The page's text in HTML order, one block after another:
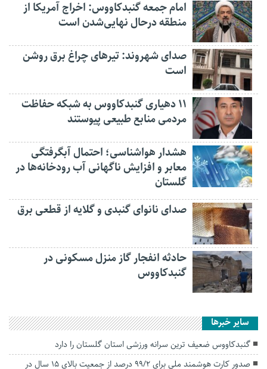
امام جمعه گنبدکاووس: اخراج آمریکا از
منطقه درحال نهایی‌شدن است
صدای شهروند: تیرهای چراغ برق روشن
است
۱۱ دهیاری گنبدکاووس به شبکه حفاظت
مردمی منابع طبیعی پیوستند
هشدار هواشناسی؛ احتمال آبگرفتگی
معابر و افزایش ناگهانی آب رودخانه‌ها در
گلستان
صدای نانوای گنبدی و گلایه از قطعی برق
حادثه انفجار گاز منزل مسکونی در
گنبدکاووس
سایر خبرها
گنبدکاووس ضعیف ترین سرانه ورزشی استان گلستان را دارد
صدور کارت هوشمند ملی برای ۹۹/2 درصد از جمعیت بالای ۱۵ سال در